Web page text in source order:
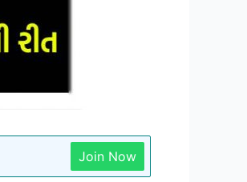
Join Now